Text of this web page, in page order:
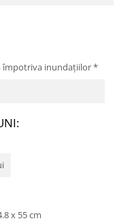
împotriva inundațiilor *
x 55 cm